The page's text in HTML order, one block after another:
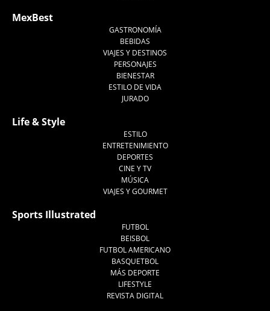
MexBest
GASTRONOMÍA
BEBIDAS
VIAJES Y DESTINOS
PERSONAJES
BIENESTAR
ESTILO DE VIDA
JURADO
Life & Style
ESTILO
ENTRETENIMIENTO
DEPORTES
CINE Y TV
MÚSICA
VIAJES Y GOURMET
Sports Illustrated
FUTBOL
BEISBOL
FUTBOL AMERICANO
BASQUETBOL
MÁS DEPORTE
LIFESTYLE
REVISTA DIGITAL